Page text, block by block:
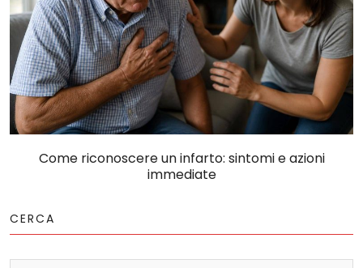
Come riconoscere un infarto: sintomi e azioni
immediate
CERCA